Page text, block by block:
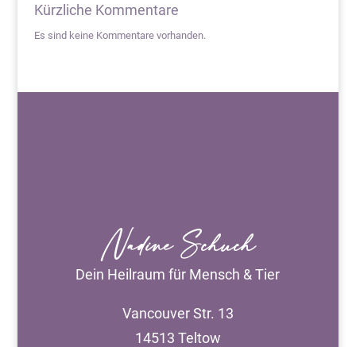
Kürzliche Kommentare
Es sind keine Kommentare vorhanden.
Nadine Schuch
Dein Heilraum für Mensch & Tier
Vancouver Str. 13
14513 Teltow